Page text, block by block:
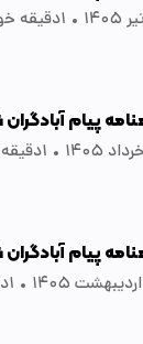
۱دقیقه خواندن
پیام آبادگران
۱دقیقه خواندن
پیام آبادگران
۱دقیقه خواندن